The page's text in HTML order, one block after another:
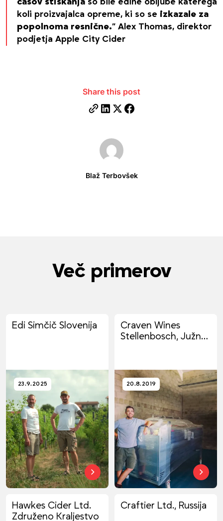
časov stiskanja so bile edine obljube katerega
koli proizvajalca opreme, ki so se izkazale za
popolnoma resnične.” Alex Thomas, direktor
podjetja Apple City Cider
Share this post
Blaž Terbovšek
Več primerov
Edi Simčič Slovenija
23.9.2025
Craven Wines
Stellenbosch, Južna
20.8.2019
Hawkes Cider Ltd.
Združeno Kraljestvo
Craftier Ltd., Russija